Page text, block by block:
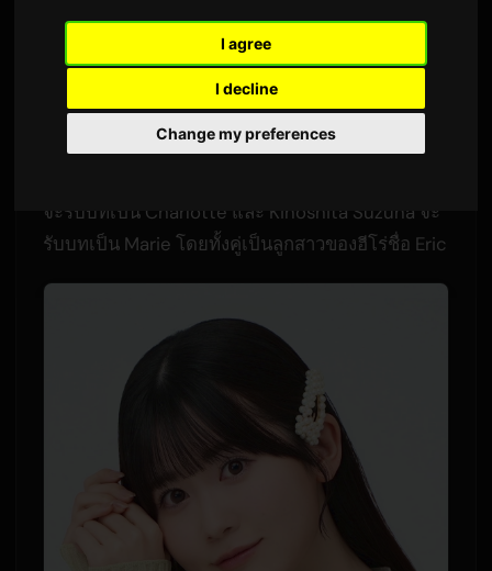
I agree
I decline
Change my preferences
อนิเมะที่กำลังจะมาถึงซึ่งดัดแปลงจากไลต์โนเวล
'Leave This to Me and Go Ahead' (Koko Ore) ได้
จะรับบทเป็น Charlotte และ Kinoshita Suzuna จะ
รับบทเป็น Marie โดยทั้งคู่เป็นลูกสาวของฮีโร่ชื่อ Eric